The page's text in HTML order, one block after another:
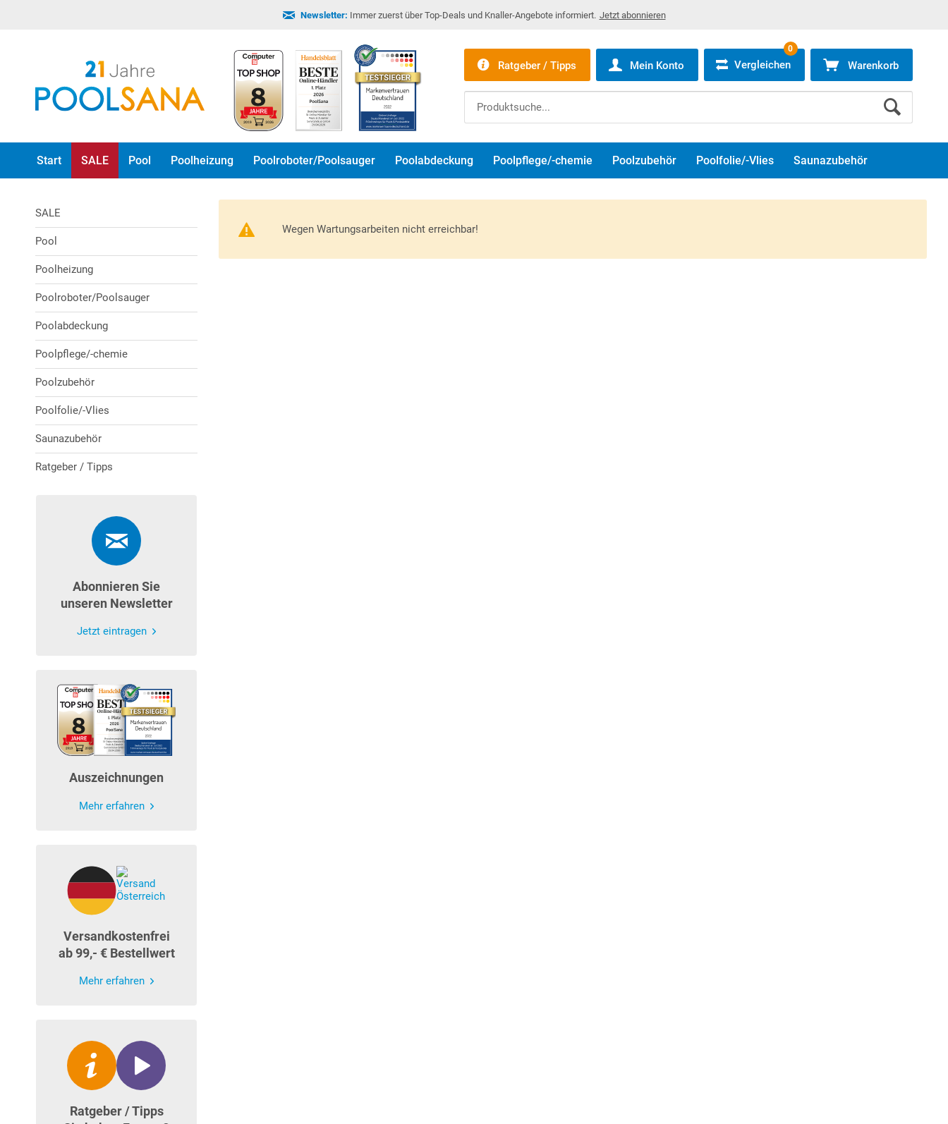
Newsletter: Immer zuerst über Top-Deals und Knaller-Angebote informiert. Jetzt abonnieren
Ratgeber / Tipps Mein Konto Vergleichen
0
Warenkorb
Start SALE Pool Poolheizung Poolroboter/Poolsauger Poolabdeckung Poolpflege/-chemie Poolzubehör Poolfolie/-Vlies Saunazubehör
SALE
Pool
Poolheizung
Poolroboter/Poolsauger
Poolabdeckung
Poolpflege/-chemie
Poolzubehör
Poolfolie/-Vlies
Saunazubehör
Ratgeber / Tipps
Abonnieren Sie
unseren Newsletter
Jetzt eintragen
Auszeichnungen
Mehr erfahren
Versandkostenfrei
ab 99,- € Bestellwert
Mehr erfahren
Ratgeber / Tipps
Wegen Wartungsarbeiten nicht erreichbar!